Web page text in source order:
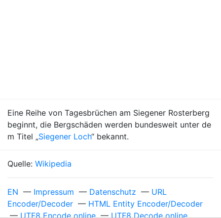
Eine Reihe von Tagesbrüchen am Siegener Rosterberg
beginnt, die Bergschäden werden bundesweit unter de
m Titel „Siegener Loch“ bekannt.
Quelle: Wikipedia
EN — Impressum — Datenschutz — URL
Encoder/Decoder — HTML Entity Encoder/Decoder
—UTF8 Encode online—UTF8 Decode online